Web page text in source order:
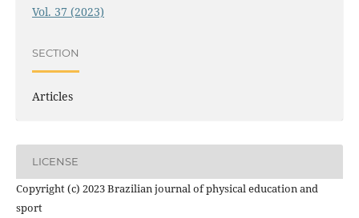
Vol. 37 (2023)
SECTION
Articles
LICENSE
Copyright (c) 2023 Brazilian journal of physical education and
sport